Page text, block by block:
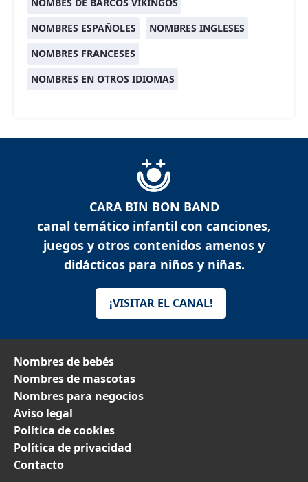
NOMBRES ESPAÑOLES
NOMBRES INGLESES
NOMBRES FRANCESES
NOMBRES EN OTROS IDIOMAS
CARA BIN BON BAND
canal temático infantil con canciones,
juegos y otros contenidos amenos y
didácticos para niños y niñas.
¡VISITAR EL CANAL!
Nombres de bebés
Nombres de mascotas
Nombres para negocios
Aviso legal
Política de cookies
Política de privacidad
Contacto